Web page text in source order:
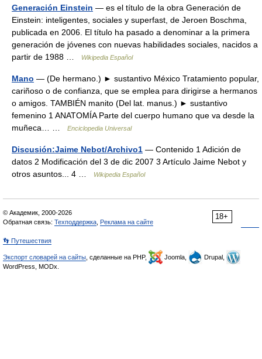
Generación Einstein — es el título de la obra Generación de
Einstein: inteligentes, sociales y superfast, de Jeroen Boschma,
publicada en 2006. El título ha pasado a denominar a la primera
generación de jóvenes con nuevas habilidades sociales, nacidos a
partir de 1988 …
Wikipedia Español
Mano — (De hermano.) ► sustantivo México Tratamiento popular,
cariñoso o de confianza, que se emplea para dirigirse a hermanos
o amigos. TAMBIÉN manito (Del lat. manus.) ► sustantivo
femenino 1 ANATOMÍA Parte del cuerpo humano que va desde la
muñeca… …
Enciclopedia Universal
Discusión:Jaime Nebot/Archivo1 — Contenido 1 Adición de
datos 2 Modificación del 3 de dic 2007 3 Artículo Jaime Nebot y
otros asuntos... 4 …
Wikipedia Español
18+
© Академик, 2000-2026
Обратная связь: Техподдержка Реклама на сайте
👣 Путешествия
Экспорт словарей на сайты , сделанные на PHP, Joomla,
Drupal,
WordPress, MODx.